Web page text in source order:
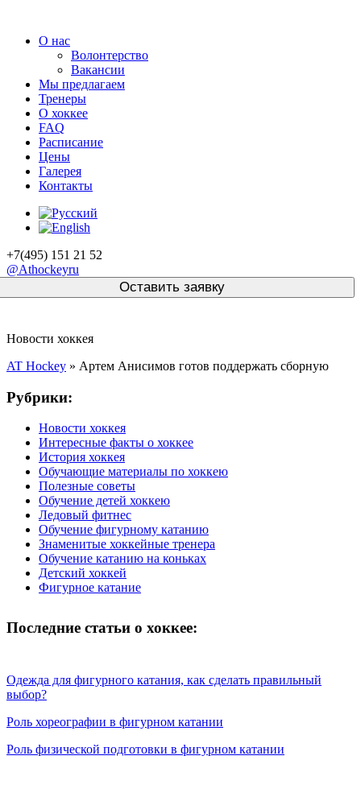
О нас
Волонтерство
Вакансии
Мы предлагаем
Тренеры
О хоккее
FAQ
Расписание
Цены
Галерея
Контакты
+7(495) 151 21 52
@Athockeyru
Новости хоккея
AT Hockey » Артем Анисимов готов поддержать сборную
Рубрики:
Новости хоккея
Интересные факты о хоккее
История хоккея
Обучающие материалы по хоккею
Полезные советы
Обучение детей хоккею
Ледовый фитнес
Обучение фигурному катанию
Знаменитые хоккейные тренера
Обучение катанию на коньках
Детский хоккей
Фигурное катание
Последние статьи о хоккее:
Одежда для фигурного катания, как сделать правильный
выбор?
Роль хореографии в фигурном катании
Роль физической подготовки в фигурном катании